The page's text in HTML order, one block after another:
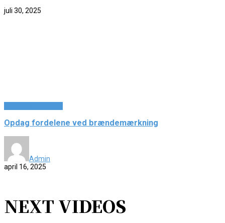
juli 30, 2025
Opdag fordelene ved brændemærkning
Admin
april 16, 2025
NEXT VIDEOS